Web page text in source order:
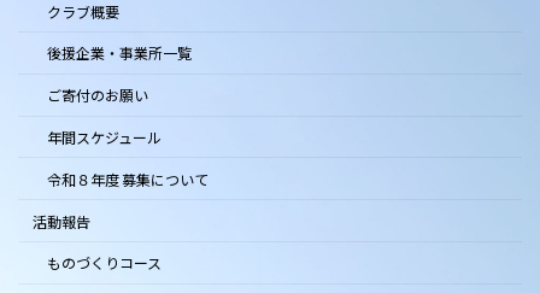
クラブ概要
後援企業・事業所一覧
ご寄付のお願い
年間スケジュール
令和８年度 募集について
活動報告
ものづくりコース